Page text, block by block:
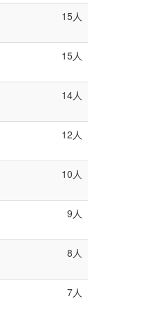
15人
15人
14人
12人
10人
9人
8人
7人